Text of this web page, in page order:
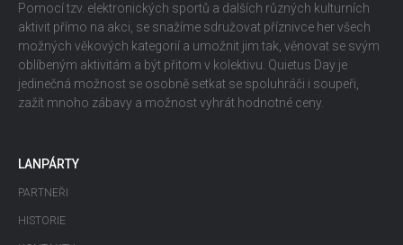
Pomocí tzv. elektronických sportů a dalších různých kulturních
aktivit přímo na akci, se snažíme sdružovat příznivce her všech
možných věkových kategorií a umožnit jim tak, věnovat se svým
oblíbeným aktivitám a být přitom v kolektivu. Quietus Day je
jedinečná možnost se osobně setkat se spoluhráči i soupeři,
zažít mnoho zábavy a možnost vyhrát hodnotné ceny.
LANPÁRTY
PARTNEŘI
HISTORIE